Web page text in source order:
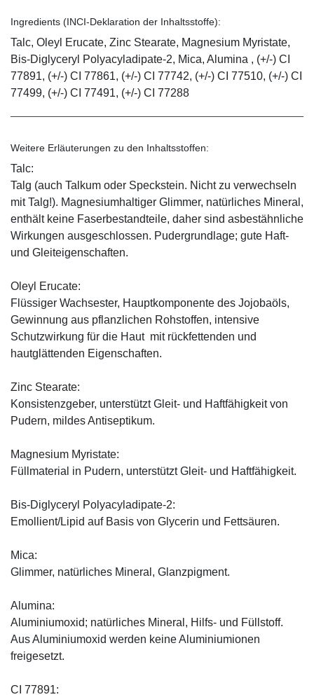
Ingredients (INCI-Deklaration der Inhaltsstoffe):
Talc, Oleyl Erucate, Zinc Stearate, Magnesium Myristate,
Bis-Diglyceryl Polyacyladipate-2, Mica, Alumina , (+/-) CI
77891, (+/-) CI 77861, (+/-) CI 77742, (+/-) CI 77510, (+/-) CI
77499, (+/-) CI 77491, (+/-) CI 77288
Weitere Erläuterungen zu den Inhaltsstoffen:
Talc:
Talg (auch Talkum oder Speckstein. Nicht zu verwechseln
mit Talg!). Magnesiumhaltiger Glimmer, natürliches Mineral,
enthält keine Faserbestandteile, daher sind asbestähnliche
Wirkungen ausgeschlossen. Pudergrundlage; gute Haft-
und Gleiteigenschaften.
Oleyl Erucate:
Flüssiger Wachsester, Hauptkomponente des Jojobaöls,
Gewinnung aus pflanzlichen Rohstoffen, intensive
Schutzwirkung für die Haut mit rückfettenden und
hautglättenden Eigenschaften.
Zinc Stearate:
Konsistenzgeber, unterstützt Gleit- und Haftfähigkeit von
Pudern, mildes Antiseptikum.
Magnesium Myristate:
Füllmaterial in Pudern, unterstützt Gleit- und Haftfähigkeit.
Bis-Diglyceryl Polyacyladipate-2:
Emollient/Lipid auf Basis von Glycerin und Fettsäuren.
Mica:
Glimmer, natürliches Mineral, Glanzpigment.
Alumina:
Aluminiumoxid; natürliches Mineral, Hilfs- und Füllstoff.
Aus Aluminiumoxid werden keine Aluminiumionen
freigesetzt.
CI 77891: